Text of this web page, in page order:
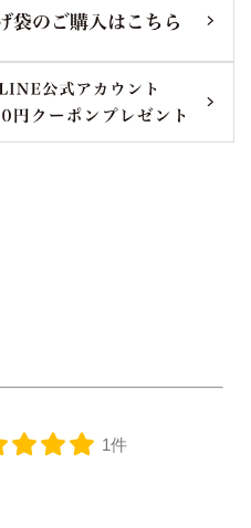
1件